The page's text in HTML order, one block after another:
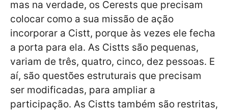
mas na verdade, os Cerests que precisam
colocar como a sua missão de ação
incorporar a Cistt, porque às vezes ele fecha
a porta para ela. As Cistts são pequenas,
variam de três, quatro, cinco, dez pessoas. E
aí, são questões estruturais que precisam
ser modificadas, para ampliar a
participação. As Cistts também são restritas,